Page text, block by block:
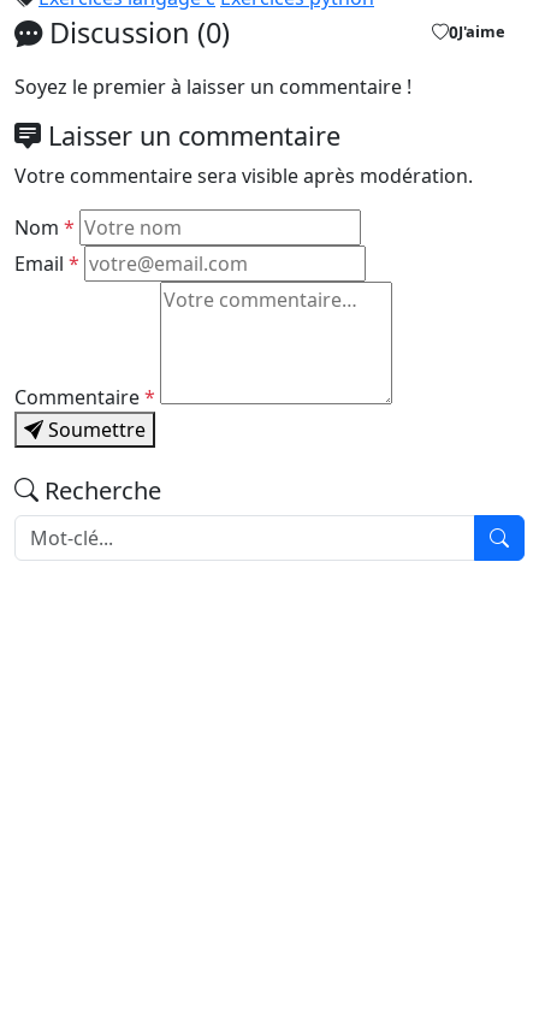
Discussion (0) 0J'aime
Soyez le premier à laisser un commentaire !
Laisser un commentaire
Votre commentaire sera visible après modération.
Nom *
Email *
Commentaire*
Soumettre
Recherche